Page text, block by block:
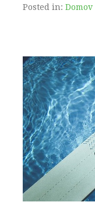
Posted in: Domov